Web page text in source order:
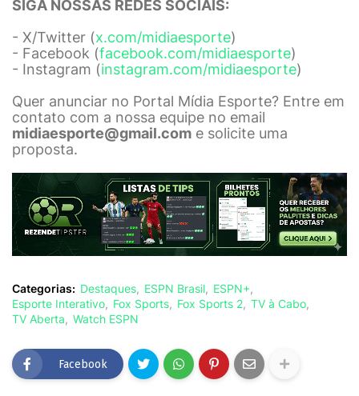
SIGA NOSSAS REDES SOCIAIS:
- X/Twitter (x.com/midiaesporte)
- Facebook (facebook.com/midiaesporte)
- Instagram (instagram.com/midiaesporte)
Quer anunciar no Portal Mídia Esporte? Entre em
contato com a nossa equipe no email
midiaesporte@gmail.com e solicite uma
proposta.
Categorias: Destaques ESPN Brasil
ESPN+
Esporte Interativo
Fox Sports Fox Sports 2 TV à Cabo
TV Aberta
Watch ESPN
Facebook